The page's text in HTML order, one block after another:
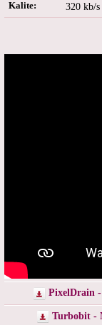
Kalite: 320 kb/s
PixelDrain
Turbobit -